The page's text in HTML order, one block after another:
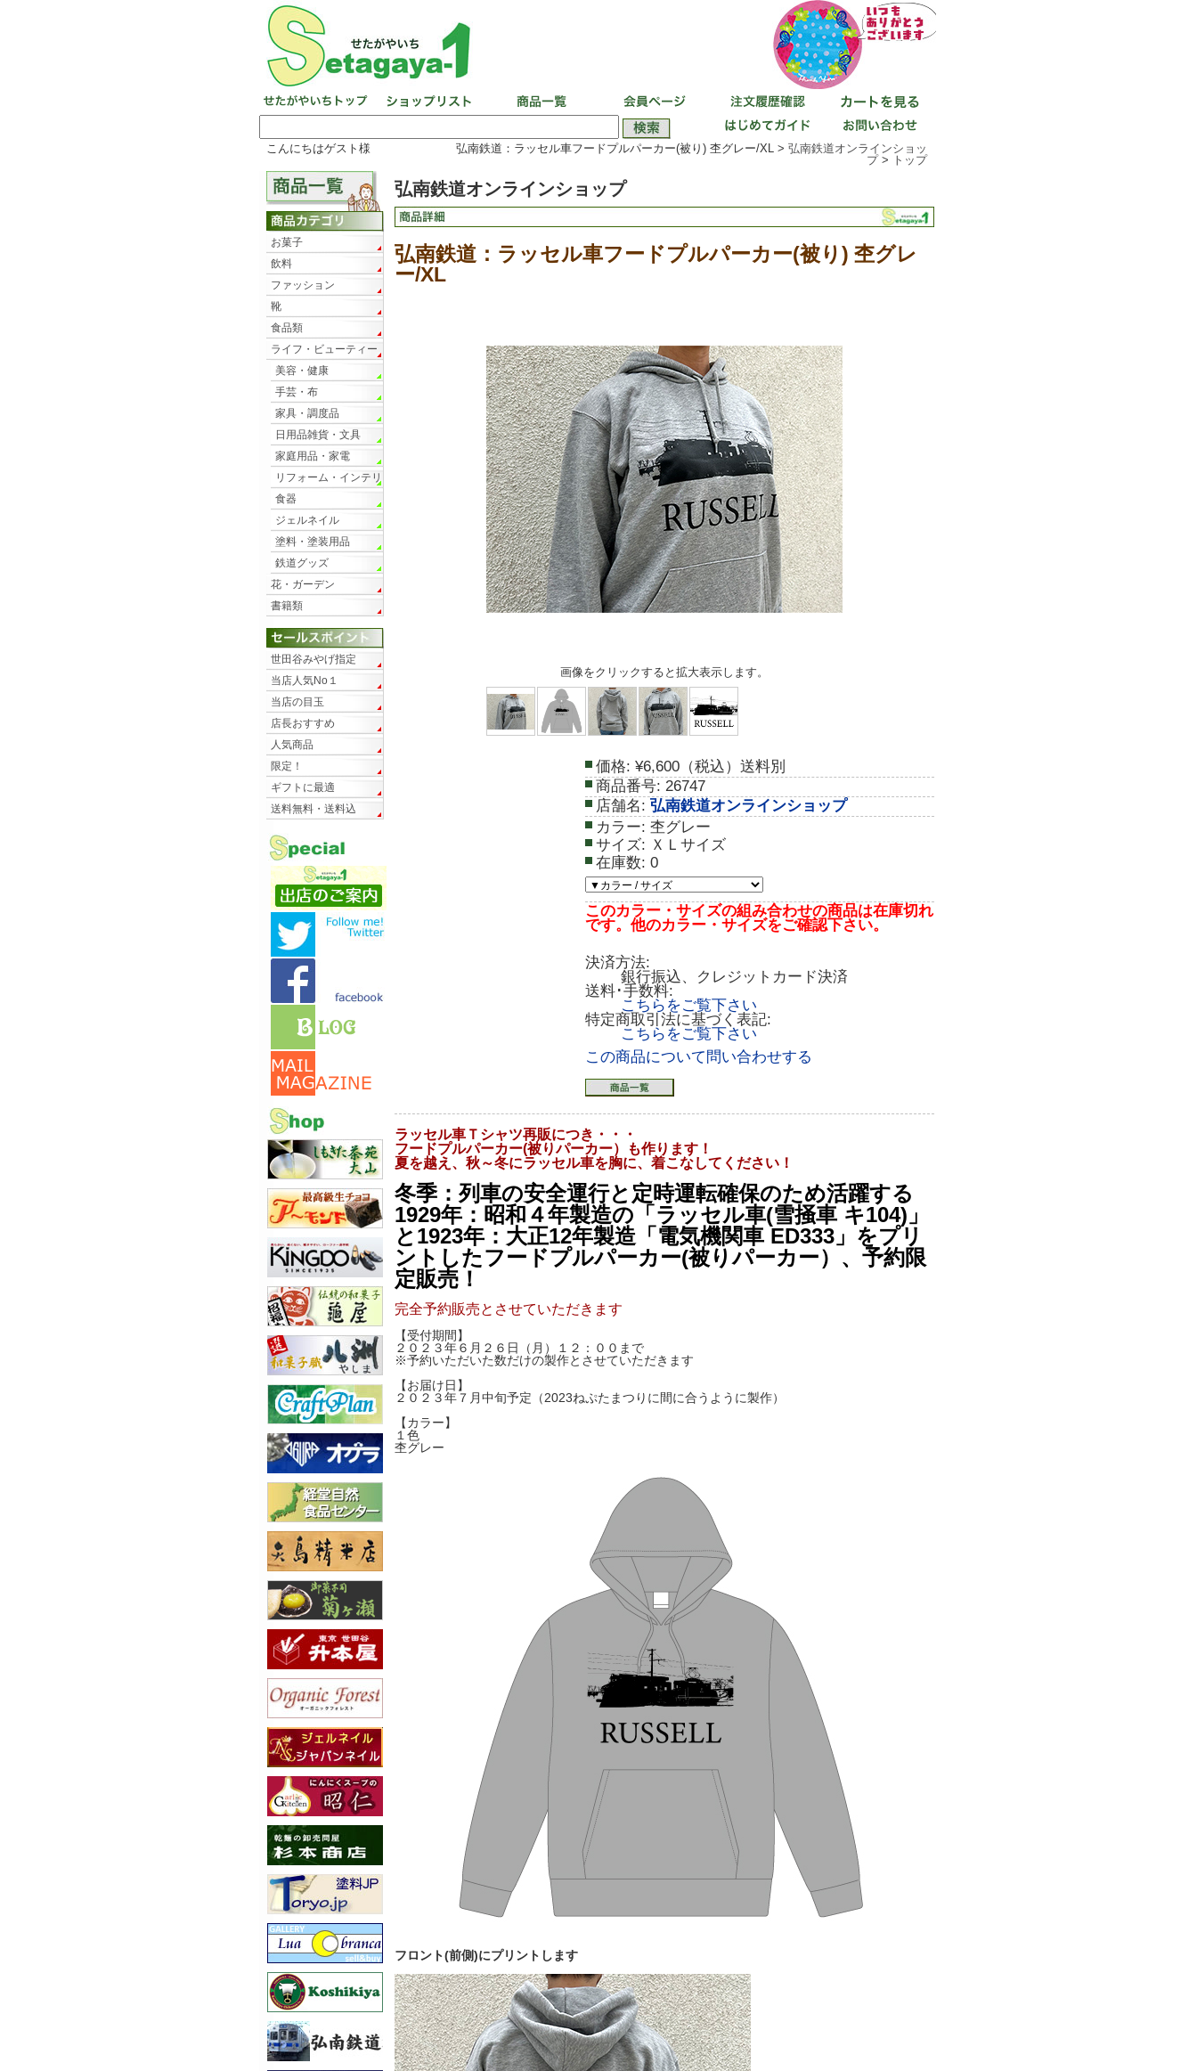
こんにちはゲスト様 弘南鉄道：ラッセル車フードプルパーカー(被り) 杢グレー/XL > 弘南鉄道オンラインショッ
プ> トップ
弘南鉄道オンラインショップ
弘南鉄道：ラッセル車フードプルパーカー(被り) 杢グレ
ー/XL
画像をクリックすると拡大表示します。
価格: ¥6,600（税込）送料別
商品番号: 26747
店舗名: 弘南鉄道オンラインショップ
カラー: 杢グレー
サイズ: ＸＬサイズ
在庫数: 0
このカラー・サイズの組み合わせの商品は在庫切れ
です。他のカラー・サイズをご確認下さい。
決済方法:
銀行振込、クレジットカード決済
送料･手数料:
こちらをご覧下さい
特定商取引法に基づく表記:
こちらをご覧下さい
この商品について問い合わせする
ラッセル車Ｔシャツ再販につき・・・
フードプルパーカー(被りパーカー）も作ります！
夏を越え、秋～冬にラッセル車を胸に、着こなしてください！
冬季：列車の安全運行と定時運転確保のため活躍する
1929年：昭和４年製造の「ラッセル車(雪掻車 キ104)」
と1923年：大正12年製造「電気機関車 ED333」をプリ
ントしたフードプルパーカー(被りパーカー）、予約限
定販売！
完全予約販売とさせていただきます
【受付期間】
２０２３年６月２６日（月）１２：００まで
※予約いただいた数だけの製作とさせていただきます
【お届け日】
２０２３年７月中旬予定（2023ねぷたまつりに間に合うように製作）
【カラー】
１色
杢グレー
フロント(前側)にプリントします
お菓子
飲料
ファッション
靴
食品類
ライフ・ビューティー
美容・健康
手芸・布
家具・調度品
日用品雑貨・文具
家庭用品・家電
リフォーム・インテリ
ア
食器
ジェルネイル
塗料・塗装用品
鉄道グッズ
花・ガーデン
書籍類
世田谷みやげ指定
当店人気No１
当店の目玉
店長おすすめ
人気商品
限定！
ギフトに最適
送料無料・送料込